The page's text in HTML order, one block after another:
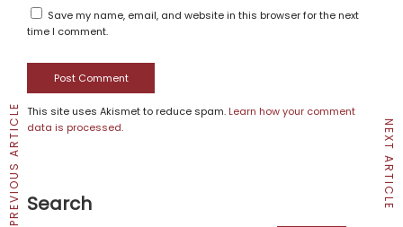
Save my name, email, and website in this browser for the next
time I comment.
This site uses Akismet to reduce spam. Learn how your comment
data is processed.
PREVIOUS ARTICLE NEXT ARTICLE
Search